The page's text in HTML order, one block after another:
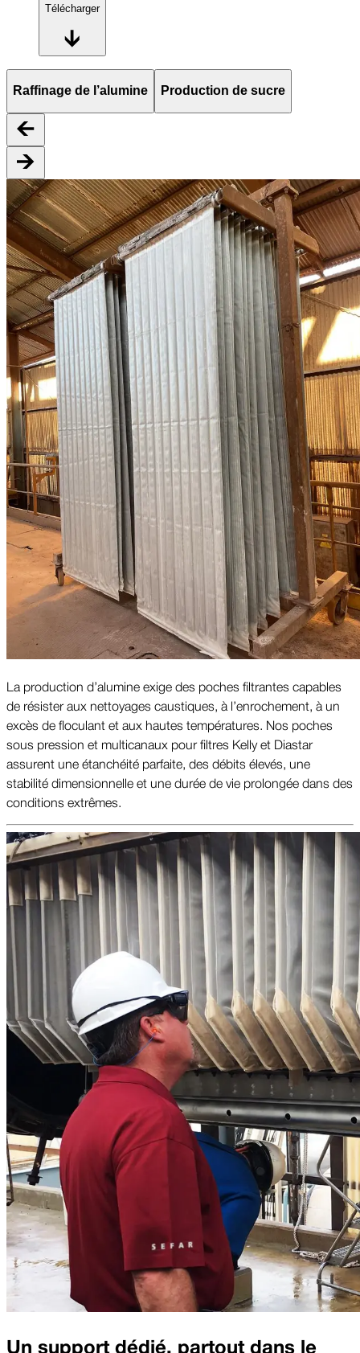
Télécharger
Raffinage de l’alumine Production de sucre
La production d’alumine exige des poches filtrantes capables
de résister aux nettoyages caustiques, à l’enrochement, à un
excès de floculant et aux hautes températures. Nos poches
sous pression et multicanaux pour filtres Kelly et Diastar
assurent une étanchéité parfaite, des débits élevés, une
stabilité dimensionnelle et une durée de vie prolongée dans des
conditions extrêmes.